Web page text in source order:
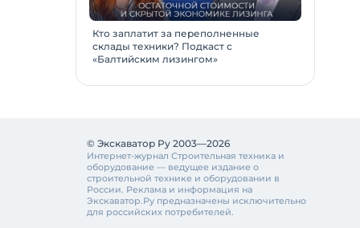
Кто заплатит за переполненные
склады техники? Подкаст с
«Балтийским лизингом»
© Экскаватор Ру 2003—2026
Интернет-журнал Строительная техника и
оборудование — ведущее издание о
строительной технике и оборудовании в
России. Реклама и информация на
Экскаватор.Ру предназначены исключительно
для российских потребителей.